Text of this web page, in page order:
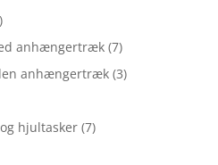
anhængertræk (7)
anhængertræk (3)
hjultasker (7)